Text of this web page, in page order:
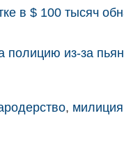
в $ 100 тысяч
из-за
, милиция